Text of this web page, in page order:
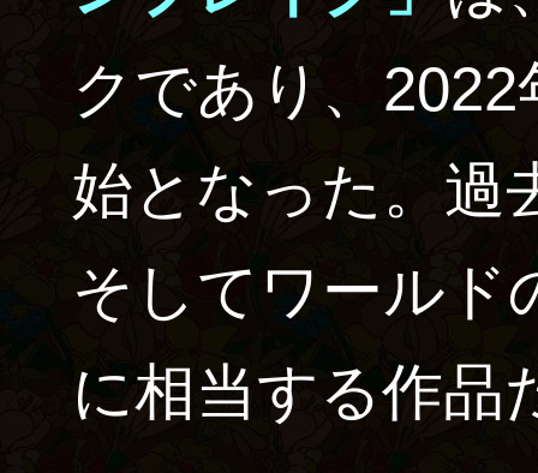
クであり、
始となった。過
そしてワールド
に相当する作品